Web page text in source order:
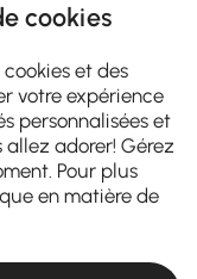
cookies
et des
votre expérience
personnalisées et
adorer! Gérez
Pour plus
en matière de